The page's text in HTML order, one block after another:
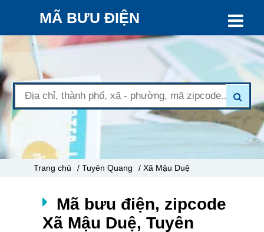
MÃ BƯU ĐIỆN
Trang chủ / Tuyên Quang / Xã Mậu Duệ
Mã bưu điện, zipcode
Xã Mậu Duệ, Tuyên